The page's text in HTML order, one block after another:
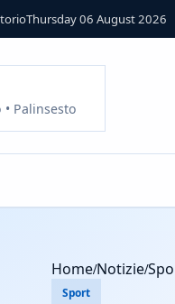
Thursday 06 August 2026
• Palinsesto
Home/Notizie/
Sport